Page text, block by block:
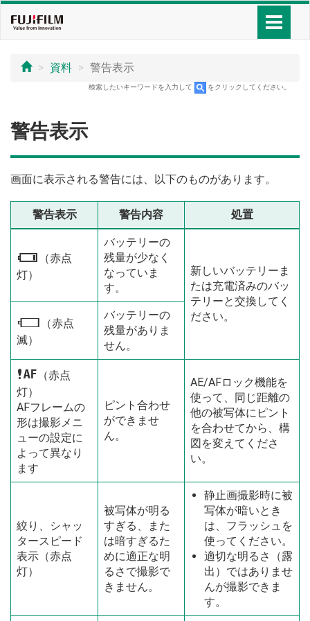
資料 警告表示
検索したいキーワードを入力して をクリックしてください。
警告表示
画面に表示される警告には、以下のものがあります。
警告表示 警告内容 処置
i
（赤点
灯）
バッテリーの
残量が少なく
なっていま
す。
新しいバッテリーま
たは充電済みのバッ
テリーと交換してく
ださい。
A
（赤点
滅）
バッテリーの
残量がありま
せん。
s （赤点
灯）
AFフレームの
形は撮影メニ
ューの設定に
よって異なり
ます
ピント合わせ
ができませ
ん。
AE/AFロック機能を
使って、同じ距離の
他の被写体にピント
を合わせてから、構
図を変えてくださ
い。
絞り、シャッ
タースピード
表示（赤点
灯）
被写体が明る
すぎる、また
は暗すぎるた
めに適正な明
るさで撮影で
きません。
静止画撮影時に被
写体が暗いとき
は、フラッシュを
使ってください。
適切な明るさ（露
出）ではありませ
んが撮影できま
す。